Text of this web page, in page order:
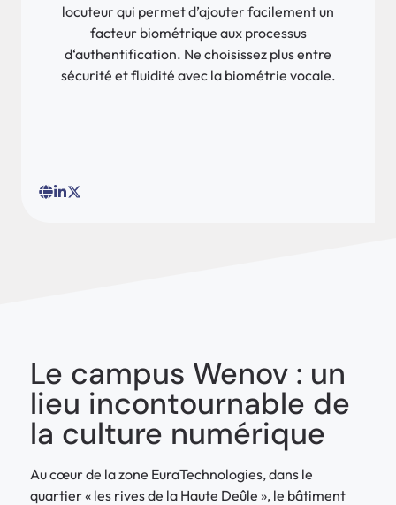
locuteur qui permet d’ajouter facilement un
facteur biométrique aux processus
d‘authentification. Ne choisissez plus entre
sécurité et fluidité avec la biométrie vocale.
Le campus Wenov : un
lieu incontournable de
la culture numérique
Au cœur de la zone EuraTechnologies, dans le
quartier « les rives de la Haute Deûle », le bâtiment